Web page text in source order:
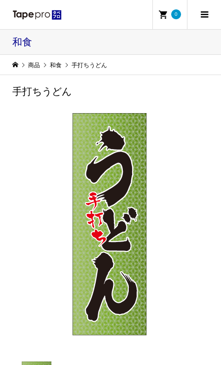
0
和食
商品 和食 手打ちうどん
手打ちうどん